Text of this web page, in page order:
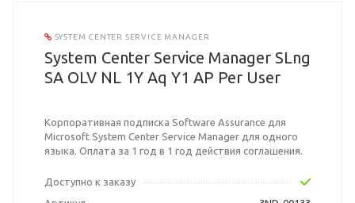
SYSTEM CENTER SERVICE MANAGER
System Center Service Manager SLng
SA OLV NL 1Y Aq Y1 AP Per User
Корпоративная подписка Software Assurance для
Microsoft System Center Service Manager для одного
языка. Оплата за 1 год в 1 год действия соглашения.
Доступно к заказу